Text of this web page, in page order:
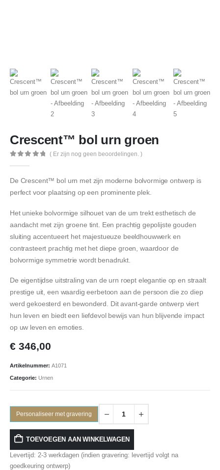
Crescent™ bol urn groen
( Er zijn nog geen beoordelingen. )
De Crescent™ bol urn met zijn moderne bolvormige ontwerp is
perfect voor plaatsing op een prominente plek.
Het unieke bolvormige silhouet van de urn trekt esthetisch de
aandacht met zijn groene tint. Een prachtig gepolijste gouden
sluiting accentueert het majestueuze beeldhouwwerk en
contrasteert prachtig met het diepe groen, waardoor de
bolvormige symmetrie wordt benadrukt.
De eigentijdse uitstraling van de urn roept elegantie op en straalt
prestige uit, een waardig eerbetoon aan de persoon die zo diep
werd gekoesterd en bewonderd. Dit avant-garde ontwerp viert
hun leven en biedt een liefdevol bewijs van hun blijvende impact
op uw leven en emoties.
€ 346,00
Artikelnummer: A1071
Categorie: Urnen
Personaliseer met gravering
TOEVOEGEN AAN WINKELWAGEN
Levertijd: 2-3 werkdagen (indien gravering: levertijd volgt na
goedkeuring ontwerp)